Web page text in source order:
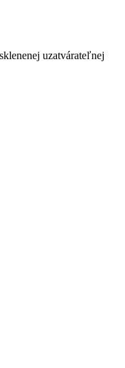
uzatvárateľnej